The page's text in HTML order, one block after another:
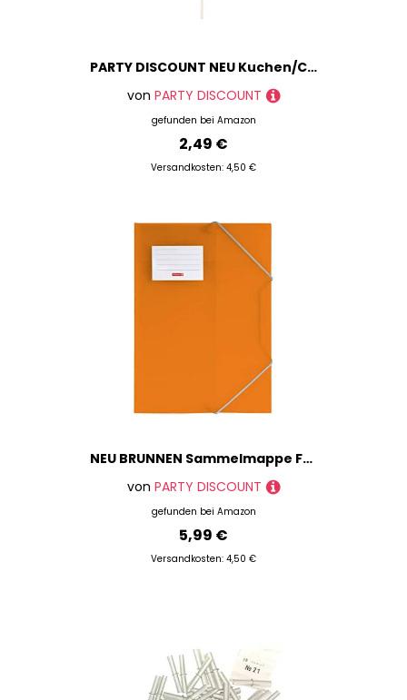
PARTY DISCOUNT NEU Kuchen/Cake-Topper Mini Ziffer am Stab, 9 cm, Zahl 1, Silber, Stab ca. 15cm
von PARTY DISCOUNT
gefunden bei Amazon
2,49 €
Versandkosten: 4,50 €
NEU BRUNNEN Sammelmappe FACT!pp DIN A4, orange
von PARTY DISCOUNT
gefunden bei Amazon
5,99 €
Versandkosten: 4,50 €